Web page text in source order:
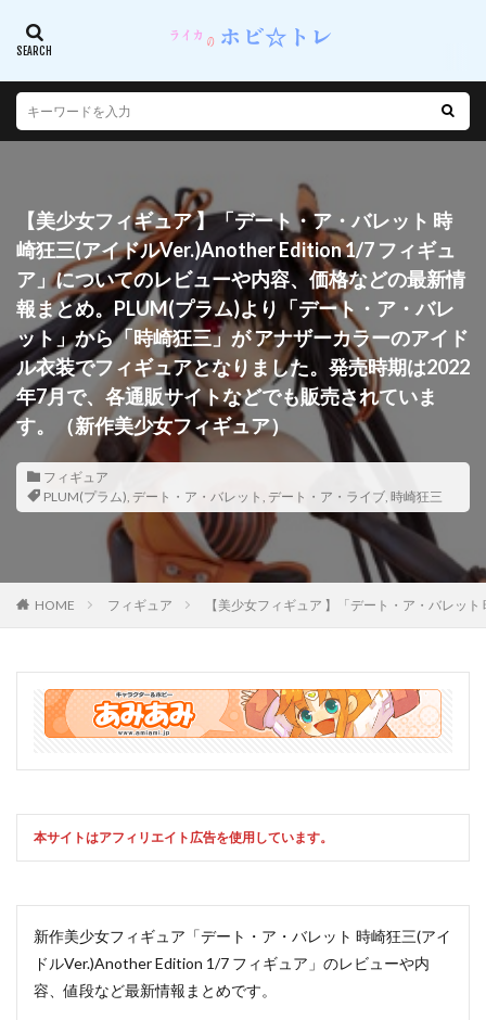
【美少女フィギュア 】「デート・ア・バレット 時
崎狂三(アイドルVer.)Another Edition 1/7 フィギュ
ア」についてのレビューや内容、価格などの最新情
報まとめ。PLUM(プラム)より「デート・ア・バレ
ット」から「時崎狂三」が アナザーカラーのアイド
ル衣装でフィギュアとなりました。発売時期は2022
年7月で、各通販サイトなどでも販売されていま
す。（新作美少女フィギュア）
フィギュア
PLUM(プラム), デート・ア・バレット , デート・ア・ライブ, 時崎狂三
HOME フィギュア 【美少女フィギュア 】「デート・ア・バレッ
本サイトはアフィリエイト広告を使用しています。
新作美少女フィギュア「デート・ア・バレット 時崎狂三(アイ
ドルVer.)Another Edition 1/7 フィギュア」のレビューや内
容、値段など最新情報まとめです。